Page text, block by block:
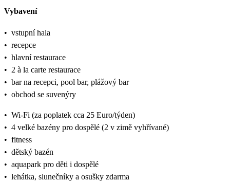
Vybavení
• vstupní hala
• recepce
• hlavní restaurace
• 2 à la carte restaurace
• bar na recepci, pool bar, plážový bar
• obchod se suvenýry
• Wi-Fi (za poplatek cca 25 Euro/týden)
• 4 velké bazény pro dospělé (2 v zimě vyhřívané)
• fitness
• dětský bazén
• aquapark pro děti i dospělé
• lehátka, slunečníky a osušky zdarma